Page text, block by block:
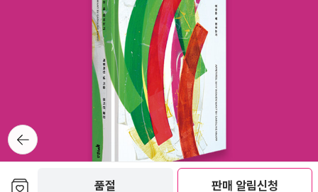
품절 판매 알림신청
뒤로가
기